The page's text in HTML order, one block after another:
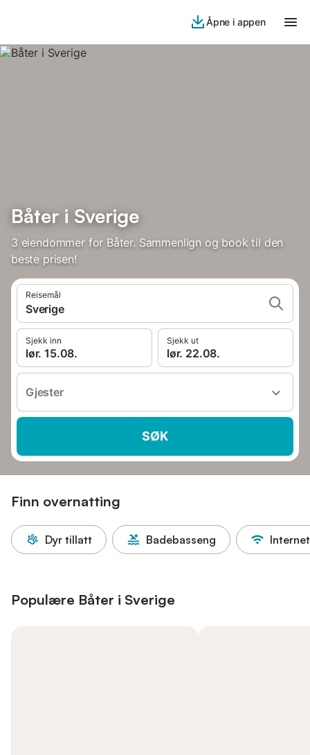
Åpne i appen
Båter i Sverige
3 eiendommer for Båter. Sammenlign og book til den
beste prisen!
Reisemål
Sverige
Sjekk inn
lør. 15.08.
Sjekk ut
lør. 22.08.
Gjester
SØK
Finn overnatting
Dyr tillatt Badebasseng Internet
Populære Båter i Sverige